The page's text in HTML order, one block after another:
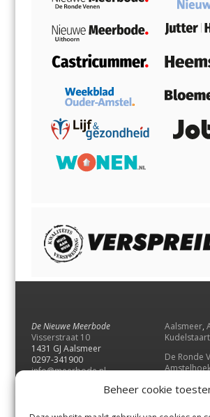
Beheer cookie
De Nieuwe Meerbode
Visserstraat 10
1431 GJ Aalsmeer
0297-341900
info@meerbode.nl
Aalsmeer,
Kudelstaart
De Ronde